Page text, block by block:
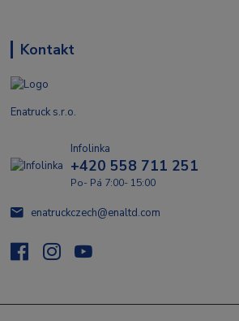
Kontakt
Enatruck s.r.o.
Infolinka
+420 558 711 251
Po- Pá 7:00- 15:00
enatruckczech@enaltd.com